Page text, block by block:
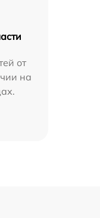
от
на